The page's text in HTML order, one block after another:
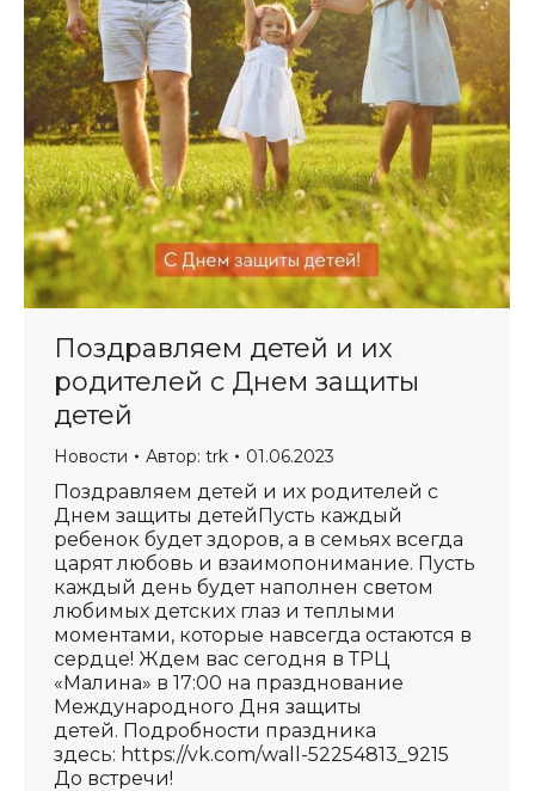
Поздравляем детей и их
родителей с Днем защиты
детей
Новости Автор: trk 01.06.2023
Поздравляем детей и их родителей с
Днем защиты детейПусть каждый
ребенок будет здоров, а в семьях всегда
царят любовь и взаимопонимание. Пусть
каждый день будет наполнен светом
любимых детских глаз и теплыми
моментами, которые навсегда остаются в
сердце! Ждем вас сегодня в ТРЦ
«Малина» в 17:00 на празднование
Международного Дня защиты
детей. Подробности праздника
здесь: https://vk.com/wall-52254813_9215
До встречи!